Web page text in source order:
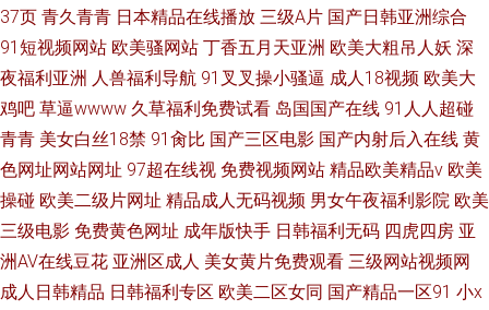
37页 青久青青 日本精品在线播放 三级A片 国产日韩亚洲综合
91短视频网站 欧美骚网站 丁香五月天亚洲 欧美大粗吊人妖 深
夜福利亚洲 人兽福利导航 91叉叉操小骚逼 成人18视频 欧美大
鸡吧 草逼wwww 久草福利免费试看 岛国国产在线 91人人超碰
青青 美女白丝18禁 91肏比 国产三区电影 国产内射后入在线 黄
色网址网站网址 97超在线视 免费视频网站 精品欧美精品v 欧美
操碰 欧美二级片网址 精品成人无码视频 男女午夜福利影院 欧美
三级电影 免费黄色网址 成年版快手 日韩福利无码 四虎四房 亚
洲AV在线豆花 亚洲区成人 美女黄片免费观看 三级网站视频网
成人日韩精品 日韩福利专区 欧美二区女同 国产精品一区91 小x